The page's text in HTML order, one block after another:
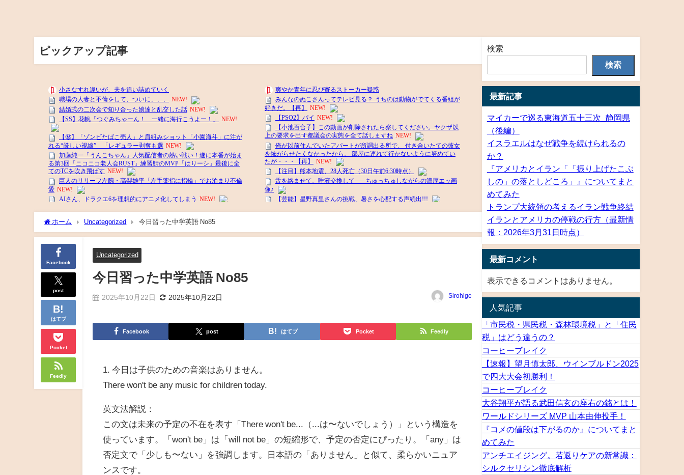
ピックアップ記事
ホーム Uncategorized 今日習った中学英語 No85
Facebook
post
はてブ
Pocket
Feedly
Uncategorized
今日習った中学英語 No85
2025年10月22日 2025年10月22日 Sirohige
Facebook post はてブ Pocket Feedly
1. 今日は子供のための音楽はありません。
There won't be any music for children today.
英文法解説：
この文は未来の予定の不在を表す「There won't be...（...は〜ないでしょう）」という構造を
使っています。「won't be」は「will not be」の短縮形で、予定の否定にぴったり。「any」は
否定文で「少しも〜ない」を強調します。日本語の「ありません」と似て、柔らかいニュア
ンスです。
検索
検索
最新記事
マイカーで巡る東海道五十三次_静岡県
（後編）
イスラエルはなぜ戦争を続けられるの
か？
『アメリカとイラン「「振り上げたこぶ
しの」の落としどころ」』についてまと
めてみた
トランプ大統領の考えるイラン戦争終結
イランとアメリカの停戦の行方（最新情
報：2026年3月31日時点）
最新コメント
表示できるコメントはありません。
人気記事
「市民税・県民税・森林環境税」と「住民
税」はどう違うの？
コーヒーブレイク
【速報】望月慎太郎、ウインブルドン2025
で四大大会初勝利！
コーヒーブレイク
大谷翔平が語る武田信玄の座右の銘とは！
ワールドシリーズ MVP 山本由伸投手！
『コメの値段は下がるのか』についてまと
めてみた
アンチエイジング。若返りケアの新常識：
シルクセリシン徹底解析